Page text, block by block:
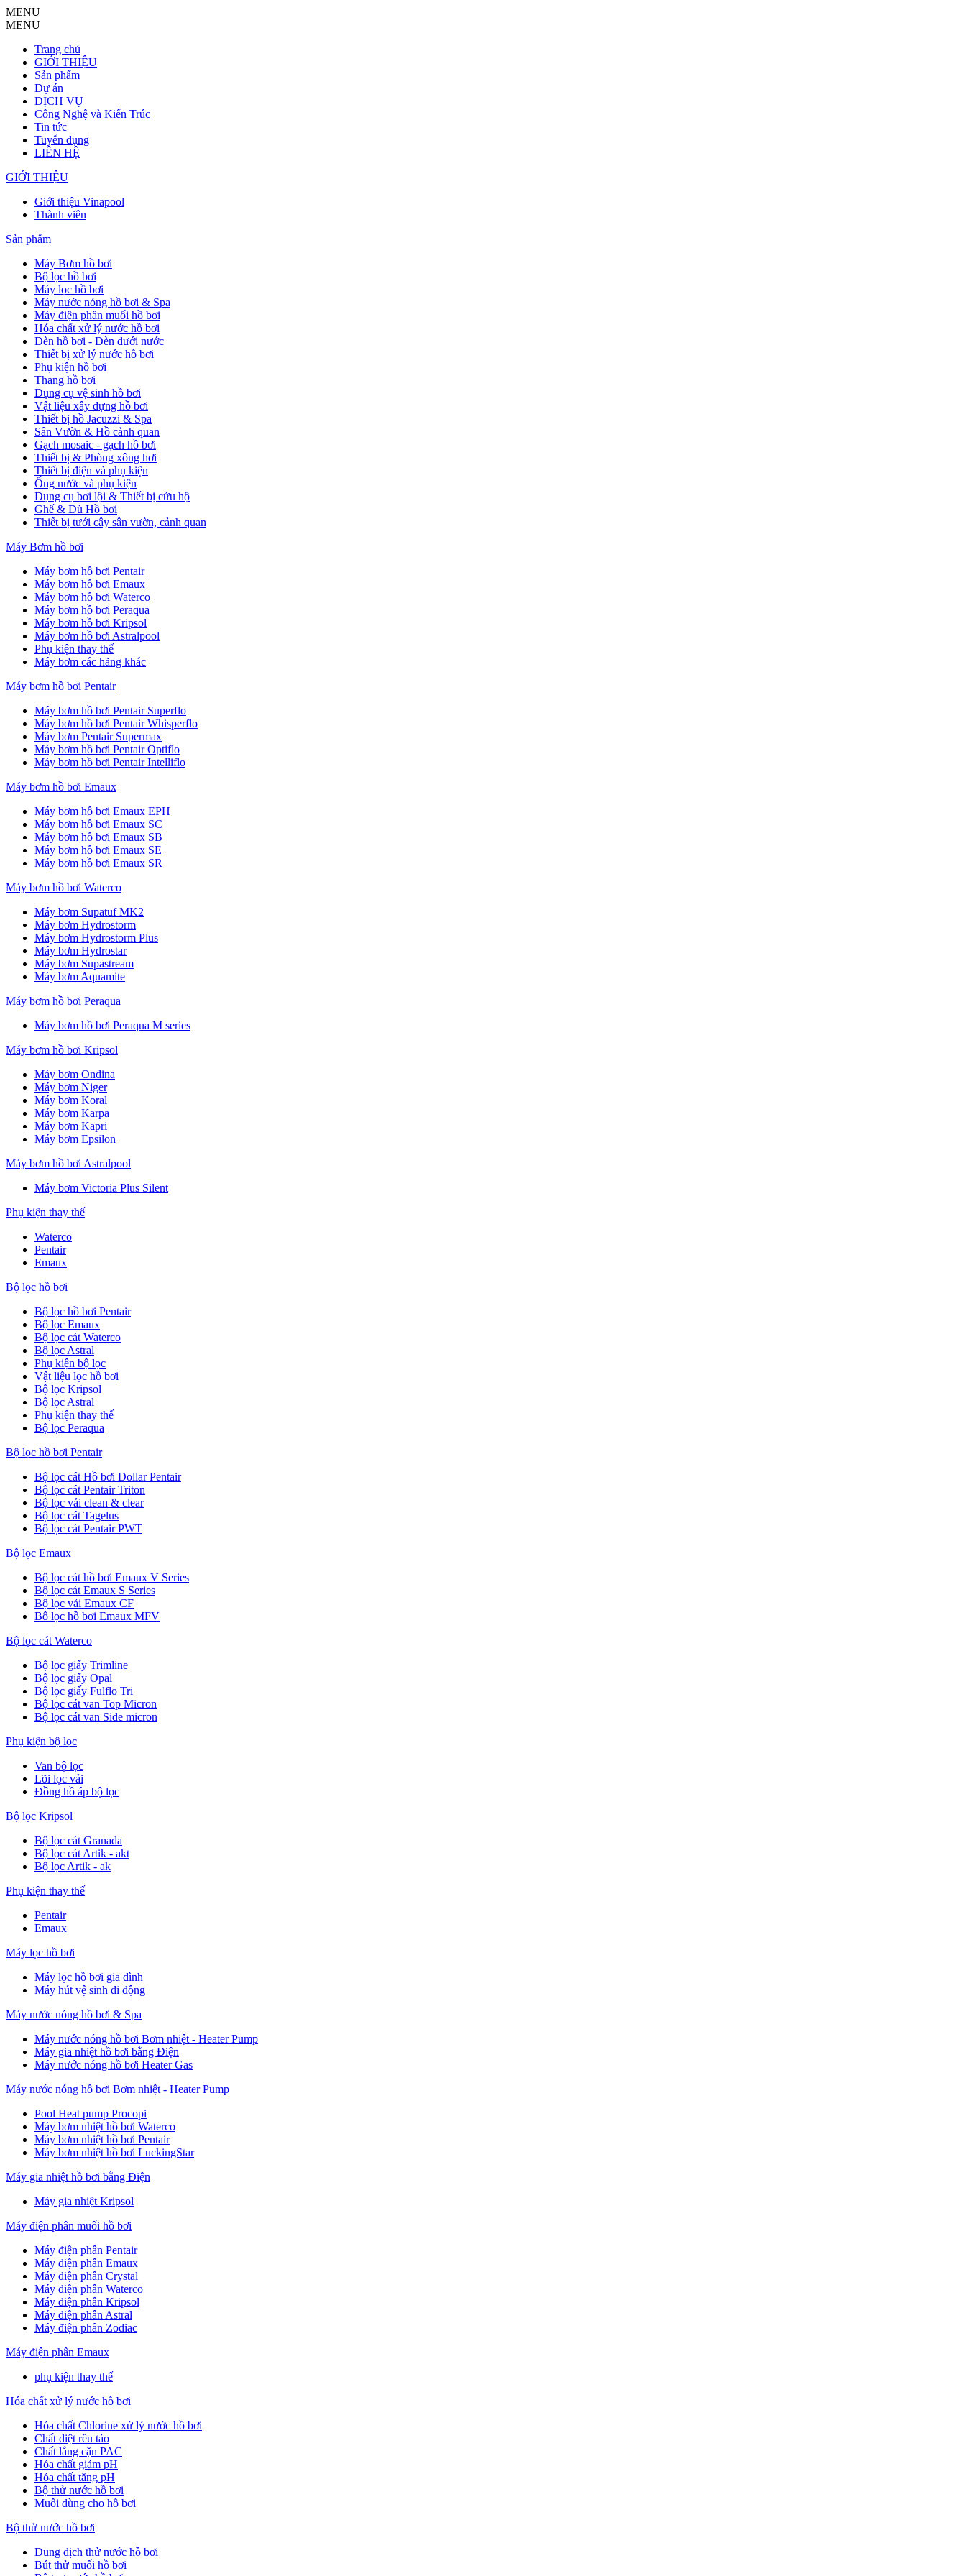
MENU
MENU
Trang chủ
GIỚI THIỆU
Sản phẩm
Dự án
DỊCH VỤ
Công Nghệ và Kiến Trúc
Tin tức
Tuyển dụng
LIÊN HỆ
GIỚI THIỆU
Giới thiệu Vinapool
Thành viên
Sản phẩm
Máy Bơm hồ bơi
Bộ lọc hồ bơi
Máy lọc hồ bơi
Máy nước nóng hồ bơi & Spa
Máy điện phân muối hồ bơi
Hóa chất xử lý nước hồ bơi
Đèn hồ bơi - Đèn dưới nước
Thiết bị xử lý nước hồ bơi
Phụ kiện hồ bơi
Thang hồ bơi
Dụng cụ vệ sinh hồ bơi
Vật liệu xây dựng hồ bơi
Thiết bị hồ Jacuzzi & Spa
Sân Vườn & Hồ cảnh quan
Gạch mosaic - gạch hồ bơi
Thiết bị & Phòng xông hơi
Thiết bị điện và phụ kiện
Ống nước và phụ kiện
Dụng cụ bơi lội & Thiết bị cứu hộ
Ghế & Dù Hồ bơi
Thiết bị tưới cây sân vườn, cảnh quan
Máy Bơm hồ bơi
Máy bơm hồ bơi Pentair
Máy bơm hồ bơi Emaux
Máy bơm hồ bơi Waterco
Máy bơm hồ bơi Peraqua
Máy bơm hồ bơi Kripsol
Máy bơm hồ bơi Astralpool
Phụ kiện thay thế
Máy bơm các hãng khác
Máy bơm hồ bơi Pentair
Máy bơm hồ bơi Pentair Superflo
Máy bơm hồ bơi Pentair Whisperflo
Máy bơm Pentair Supermax
Máy bơm hồ bơi Pentair Optiflo
Máy bơm hồ bơi Pentair Intelliflo
Máy bơm hồ bơi Emaux
Máy bơm hồ bơi Emaux EPH
Máy bơm hồ bơi Emaux SC
Máy bơm hồ bơi Emaux SB
Máy bơm hồ bơi Emaux SE
Máy bơm hồ bơi Emaux SR
Máy bơm hồ bơi Waterco
Máy bơm Supatuf MK2
Máy bơm Hydrostorm
Máy bơm Hydrostorm Plus
Máy bơm Hydrostar
Máy bơm Supastream
Máy bơm Aquamite
Máy bơm hồ bơi Peraqua
Máy bơm hồ bơi Peraqua M series
Máy bơm hồ bơi Kripsol
Máy bơm Ondina
Máy bơm Niger
Máy bơm Koral
Máy bơm Karpa
Máy bơm Kapri
Máy bơm Epsilon
Máy bơm hồ bơi Astralpool
Máy bơm Victoria Plus Silent
Phụ kiện thay thế
Waterco
Pentair
Emaux
Bộ lọc hồ bơi
Bộ lọc hồ bơi Pentair
Bộ lọc Emaux
Bộ lọc cát Waterco
Bộ lọc Astral
Phụ kiện bộ lọc
Vật liệu lọc hồ bơi
Bộ lọc Kripsol
Bộ lọc Astral
Phụ kiện thay thế
Bộ lọc Peraqua
Bộ lọc hồ bơi Pentair
Bộ lọc cát Hồ bơi Dollar Pentair
Bộ lọc cát Pentair Triton
Bộ lọc vải clean & clear
Bộ lọc cát Tagelus
Bộ lọc cát Pentair PWT
Bộ lọc Emaux
Bộ lọc cát hồ bơi Emaux V Series
Bộ lọc cát Emaux S Series
Bộ lọc vải Emaux CF
Bô lọc hồ bơi Emaux MFV
Bộ lọc cát Waterco
Bộ lọc giấy Trimline
Bộ lọc giấy Opal
Bộ lọc giấy Fulflo Tri
Bộ lọc cát van Top Micron
Bộ lọc cát van Side micron
Phụ kiện bộ lọc
Van bộ lọc
Lõi lọc vải
Đồng hồ áp bộ lọc
Bộ lọc Kripsol
Bộ lọc cát Granada
Bộ lọc cát Artik - akt
Bộ lọc Artik - ak
Phụ kiện thay thế
Pentair
Emaux
Máy lọc hồ bơi
Máy lọc hồ bơi gia đình
Máy hút vệ sinh di động
Máy nước nóng hồ bơi & Spa
Máy nước nóng hồ bơi Bơm nhiệt - Heater Pump
Máy gia nhiệt hồ bơi bằng Điện
Máy nước nóng hồ bơi Heater Gas
Máy nước nóng hồ bơi Bơm nhiệt - Heater Pump
Pool Heat pump Procopi
Máy bơm nhiệt hồ bơi Waterco
Máy bơm nhiệt hồ bơi Pentair
Máy bơm nhiệt hồ bơi LuckingStar
Máy gia nhiệt hồ bơi bằng Điện
Máy gia nhiệt Kripsol
Máy điện phân muối hồ bơi
Máy điện phân Pentair
Máy điện phân Emaux
Máy điện phân Crystal
Máy điện phân Waterco
Máy điện phân Kripsol
Máy điện phân Astral
Máy điện phân Zodiac
Máy điện phân Emaux
phụ kiện thay thế
Hóa chất xử lý nước hồ bơi
Hóa chất Chlorine xử lý nước hồ bơi
Chất diệt rêu tảo
Chất lắng cặn PAC
Hóa chất giảm pH
Hóa chất tăng pH
Bộ thử nước hồ bơi
Muối dùng cho hồ bơi
Bộ thử nước hồ bơi
Dung dịch thử nước hồ bơi
Bút thử muối hồ bơi